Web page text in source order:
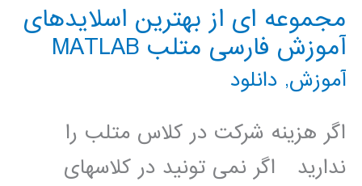
مجموعه ای از بهترین اسلایدهای
آموزش فارسی متلب MATLAB
آموزش, دانلود
اگر هزینه شرکت در کلاس متلب را
ندارید اگر نمی تونید در کلاسهای